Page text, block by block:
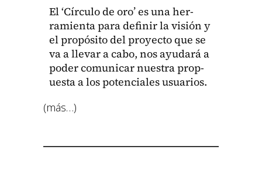
El ‘Cír­cu­lo de oro’ es una her­
ramien­ta para definir la visión y
el propósi­to del proyec­to que se
va a lle­var a cabo, nos ayu­dará a
poder comu­nicar nues­tra prop­
ues­ta a los poten­ciales usuar­ios.
(más…)